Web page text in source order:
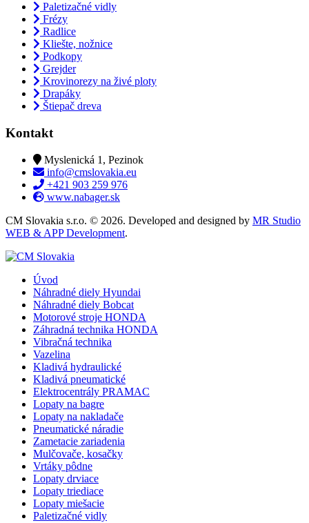
Paletizačné vidly
Frézy
Radlice
Kliešte, nožnice
Podkopy
Grejder
Krovinorezy na živé ploty
Drapáky
Štiepač dreva
Kontakt
Myslenická 1, Pezinok
info@cmslovakia.eu
+421 903 259 976
www.nabager.sk
CM Slovakia s.r.o. © 2026. Developed and designed by MR Studio
WEB & APP Development.
Úvod
Náhradné diely Hyundai
Náhradné diely Bobcat
Motorové stroje HONDA
Záhradná technika HONDA
Vibračná technika
Vazelina
Kladivá hydraulické
Kladivá pneumatické
Elektrocentrály PRAMAC
Lopaty na bagre
Lopaty na nakladače
Pneumatické náradie
Zametacie zariadenia
Mulčovače, kosačky
Vrtáky pôdne
Lopaty drviace
Lopaty triediace
Lopaty miešacie
Paletizačné vidly